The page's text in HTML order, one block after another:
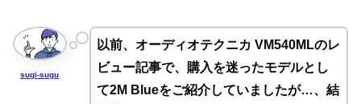
sugi-sugu
以前、オーディオテクニカ VM540MLのレ
ビュー記事で、購入を迷ったモデルとし
て2M Blueをご紹介していましたが…、結